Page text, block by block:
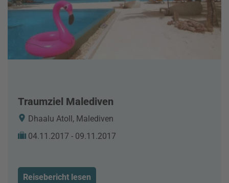
Traumziel Malediven
Dhaalu Atoll, Malediven
04.11.2017 - 09.11.2017
Reisebericht lesen